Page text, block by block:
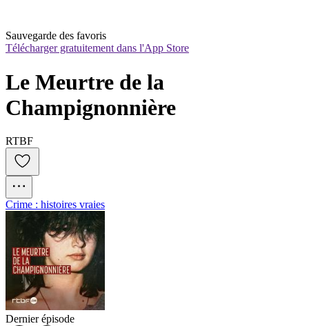
Sauvegarde des favoris
Télécharger gratuitement dans l'App Store
Le Meurtre de la
Champignonnière
RTBF
Crime : histoires vraies
Dernier épisode